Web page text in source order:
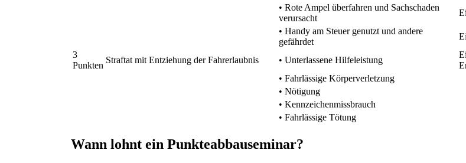
• Rote Ampel überfahren und Sachschaden
verursacht
• Handy am Steuer genutzt und andere
gefährdet
3
Punkten
Straftat mit Entziehung der Fahrerlaubnis • Unterlassene Hilfeleistung
• Fahrlässige Körperverletzung
• Nötigung
• Kennzeichenmissbrauch
• Fahrlässige Tötung
Wann lohnt ein Punkteabbauseminar?